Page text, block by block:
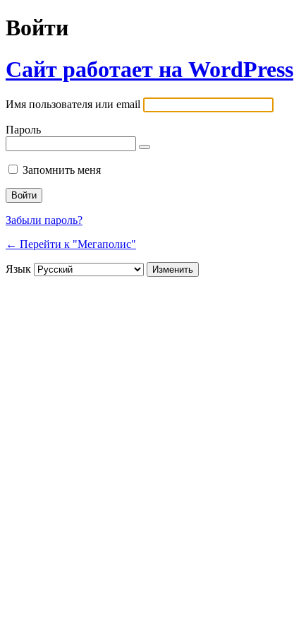
Войти
Сайт работает на WordPress
Имя пользователя или email
Пароль
Запомнить меня
Забыли пароль?
← Перейти к "Мегаполис"
Язык